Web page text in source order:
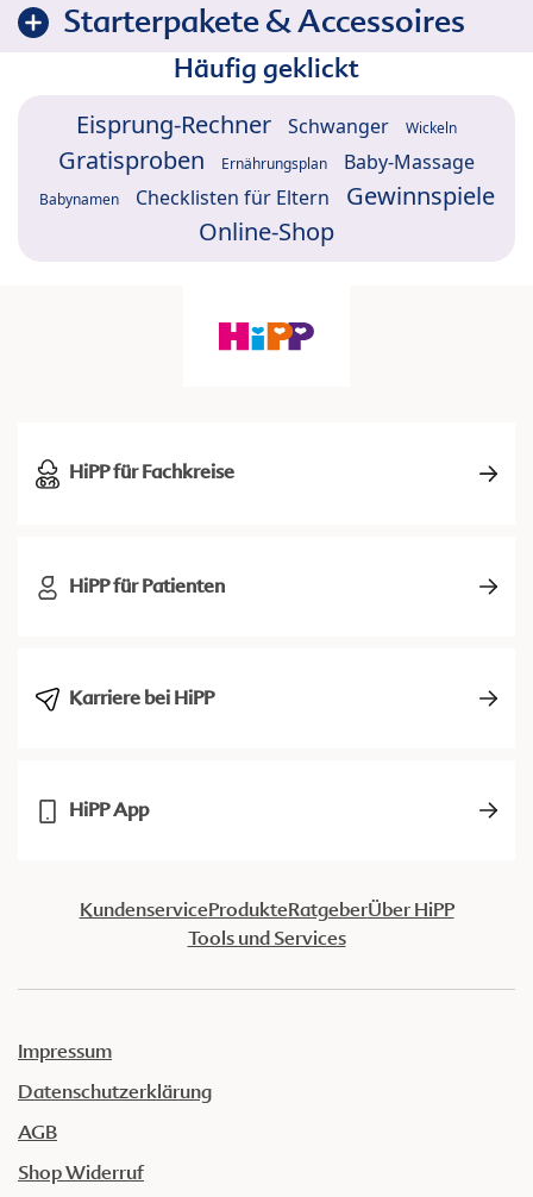
Starterpakete & Accessoires
Häufig geklickt
Eisprung-Rechner Schwanger Wickeln
Gratisproben Ernährungsplan Baby-Massage
Babynamen Checklisten für Eltern
Gewinnspiele
Online-Shop
HiPP für Fachkreise
HiPP für Patienten
Karriere bei HiPP
HiPP App
KundenserviceProdukteRatgeberÜber HiPP
Tools und Services
Impressum
Datenschutzerklärung
AGB
Shop Widerruf